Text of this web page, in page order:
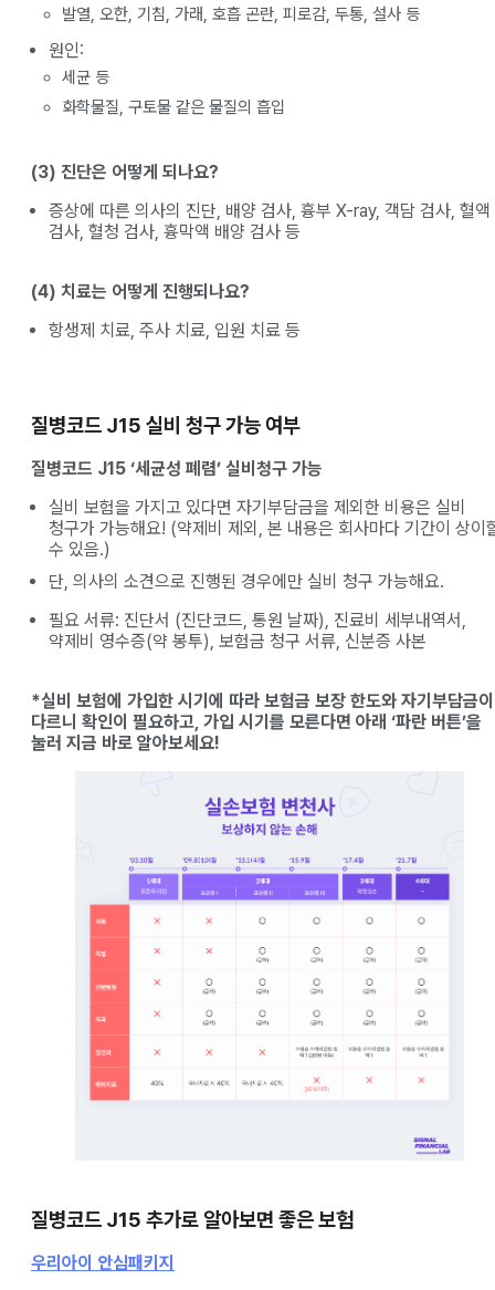
발열, 오한, 기침, 가래, 호흡 곤란, 피로감, 두통, 설사 등
원인:
세균 등
화학물질, 구토물 같은 물질의 흡입
(3) 진단은 어떻게 되나요?
증상에 따른 의사의 진단, 배양 검사, 흉부 X-ray, 객담 검사, 혈액
검사, 혈청 검사, 흉막액 배양 검사 등
(4) 치료는 어떻게 진행되나요?
항생제 치료, 주사 치료, 입원 치료 등
질병코드 J15 실비 청구 가능 여부
질병코드 J15 ‘세균성 폐렴’ 실비청구 가능
실비 보험을 가지고 있다면 자기부담금을 제외한 비용은 실비
청구가 가능해요! (약제비 제외, 본 내용은 회사마다 기간이 상이
수 있음.)
단, 의사의 소견으로 진행된 경우에만 실비 청구 가능해요.
필요 서류: 진단서 (진단코드, 통원 날짜), 진료비 세부내역서,
약제비 영수증(약 봉투), 보험금 청구 서류, 신분증 사본
*실비 보험에 가입한 시기에 따라 보험금 보장 한도와 자기부담금이
다르니 확인이 필요하고, 가입 시기를 모른다면 아래 ‘파란 버튼’을
눌러 지금 바로 알아보세요!
질병코드 J15 추가로 알아보면 좋은 보험
우리아이 안심패키지